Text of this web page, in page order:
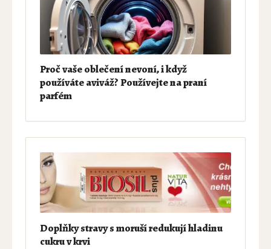
Proč vaše oblečení nevoní, i když
používáte aviváž? Používejte na praní
parfém
Doplňky stravy s moruší redukují hladinu
cukru v krvi